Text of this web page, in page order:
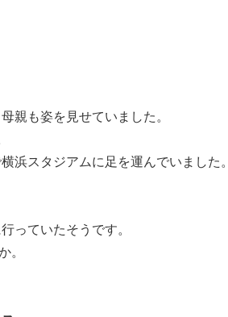
親も姿を見せていました。
浜スタジアムに足を運んでいました。
っていたそうです。
。